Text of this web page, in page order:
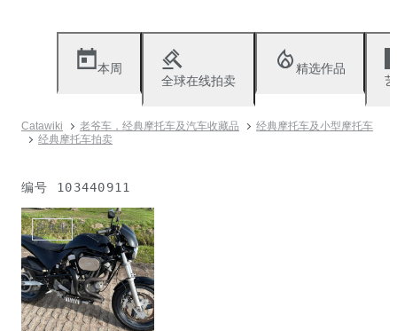
本周
全球在线拍卖
精选作品
Catawiki 老爷车，经典摩托车及汽车收藏品
经典摩托车及小型摩托车
经典摩托车拍卖
编号 103440911
已售出